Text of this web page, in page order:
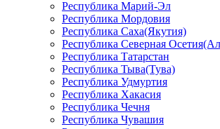
Республика Марий-Эл
Республика Мордовия
Республика Саха(Якутия)
Республика Северная
Республика Татарстан
Республика Тыва(Тува)
Республика Удмуртия
Республика Хакасия
Республика Чечня
Республика Чувашия